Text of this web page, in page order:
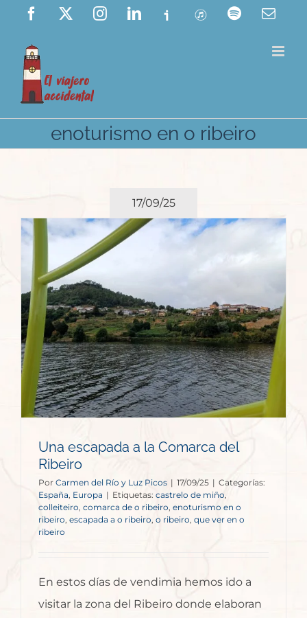
Saltar
contenido
Facebook InstagramLinkedIn
Ivoox ITunes Spotify
enoturismo en o ribeiro
17/09/25
Una escapada a la Comarca del
Ribeiro
Por Carmen del Río y Luz Picos | 17/09/25 | Categorías:
España Europa | Etiquetas: castrelo de miño
colleiteiro comarca de o ribeiro enoturismo en o
ribeiro, escapada a o ribeiro, o ribeiro, que ver en o
ribeiro
En estos días de vendimia hemos ido a
visitar la zona del Ribeiro donde elaboran